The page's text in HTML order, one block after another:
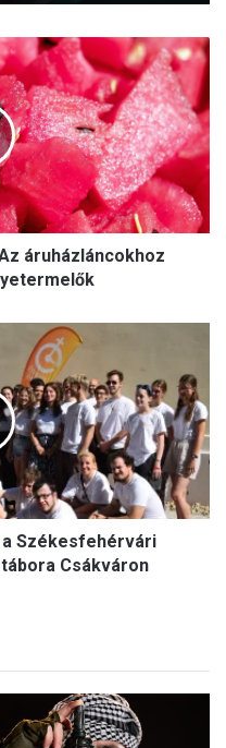
áruházláncokhoz
Székesfehérvári
Csákváron